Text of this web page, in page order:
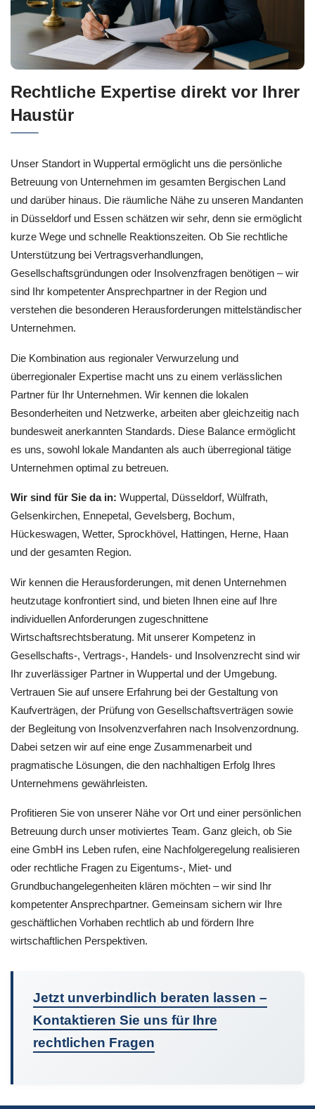
Rechtliche Expertise direkt vor Ihrer
Haustür
Unser Standort in Wuppertal ermöglicht uns die persönliche
Betreuung von Unternehmen im gesamten Bergischen Land
und darüber hinaus. Die räumliche Nähe zu unseren Mandanten
in Düsseldorf und Essen schätzen wir sehr, denn sie ermöglicht
kurze Wege und schnelle Reaktionszeiten. Ob Sie rechtliche
Unterstützung bei Vertragsverhandlungen,
Gesellschaftsgründungen oder Insolvenzfragen benötigen – wir
sind Ihr kompetenter Ansprechpartner in der Region und
verstehen die besonderen Herausforderungen mittelständischer
Unternehmen.
Die Kombination aus regionaler Verwurzelung und
überregionaler Expertise macht uns zu einem verlässlichen
Partner für Ihr Unternehmen. Wir kennen die lokalen
Besonderheiten und Netzwerke, arbeiten aber gleichzeitig nach
bundesweit anerkannten Standards. Diese Balance ermöglicht
es uns, sowohl lokale Mandanten als auch überregional tätige
Unternehmen optimal zu betreuen.
Wir sind für Sie da in: Wuppertal, Düsseldorf, Wülfrath,
Gelsenkirchen, Ennepetal, Gevelsberg, Bochum,
Hückeswagen, Wetter, Sprockhövel, Hattingen, Herne, Haan
und der gesamten Region.
Wir kennen die Herausforderungen, mit denen Unternehmen
heutzutage konfrontiert sind, und bieten Ihnen eine auf Ihre
individuellen Anforderungen zugeschnittene
Wirtschaftsrechtsberatung. Mit unserer Kompetenz in
Gesellschafts-, Vertrags-, Handels- und Insolvenzrecht sind wir
Ihr zuverlässiger Partner in Wuppertal und der Umgebung.
Vertrauen Sie auf unsere Erfahrung bei der Gestaltung von
Kaufverträgen, der Prüfung von Gesellschaftsverträgen sowie
der Begleitung von Insolvenzverfahren nach Insolvenzordnung.
Dabei setzen wir auf eine enge Zusammenarbeit und
pragmatische Lösungen, die den nachhaltigen Erfolg Ihres
Unternehmens gewährleisten.
Profitieren Sie von unserer Nähe vor Ort und einer persönlichen
Betreuung durch unser motiviertes Team. Ganz gleich, ob Sie
eine GmbH ins Leben rufen, eine Nachfolgeregelung realisieren
oder rechtliche Fragen zu Eigentums-, Miet- und
Grundbuchangelegenheiten klären möchten – wir sind Ihr
kompetenter Ansprechpartner. Gemeinsam sichern wir Ihre
geschäftlichen Vorhaben rechtlich ab und fördern Ihre
wirtschaftlichen Perspektiven.
Jetzt unverbindlich beraten lassen –
Kontaktieren Sie uns für Ihre
rechtlichen Fragen